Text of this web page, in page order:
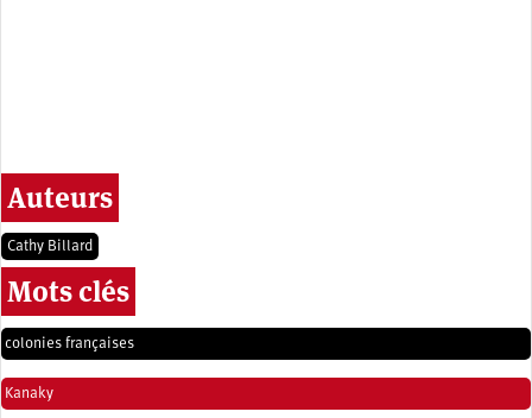
Auteurs
Cathy Billard
Mots clés
colonies françaises
Kanaky